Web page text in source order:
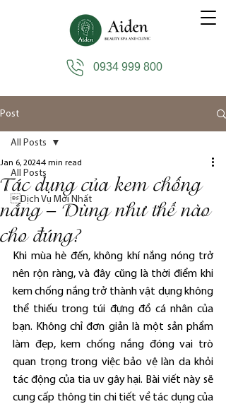
0934 999 800
Post
All Posts
Dịch Vụ Mới Nhất
All Posts
Tác dụng của kem chống
nắng – Dùng như thế nào
cho đúng?
Jan 6, 20244 min read
Khi mùa hè đến, không khí nắng nóng trở
nên rộn ràng, và đây cũng là thời điểm khi
kem chống nắng trở thành vật dụng không
thể thiếu trong túi đựng đồ cá nhân của
bạn. Không chỉ đơn giản là một sản phẩm
làm đẹp, kem chống nắng đóng vai trò
quan trọng trong việc bảo vệ làn da khỏi
tác động của tia uv gây hại. Bài viết này sẽ
cung cấp thông tin chi tiết về tác dụng của